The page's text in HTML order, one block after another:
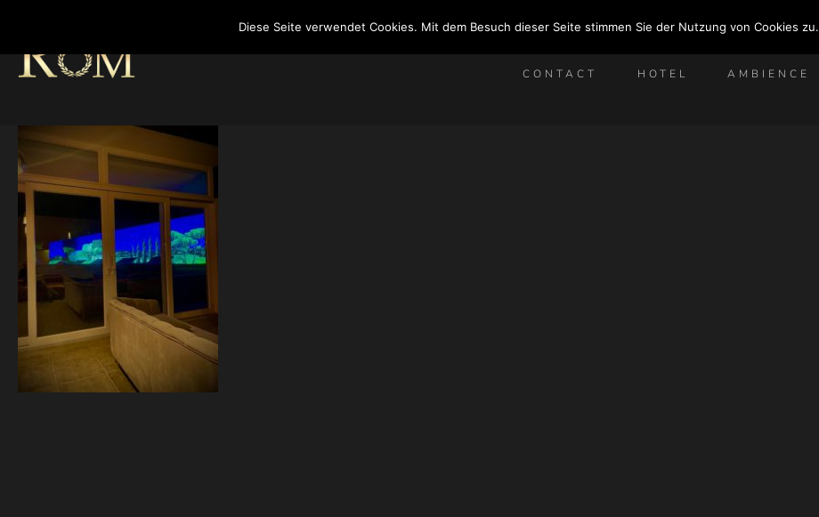
CONTACT HOTEL AMBIENCE
Diese Seite verwendet Cookies. Mit dem Besuch dieser Seite stimmen Sie der Nutzung von Cookies zu.